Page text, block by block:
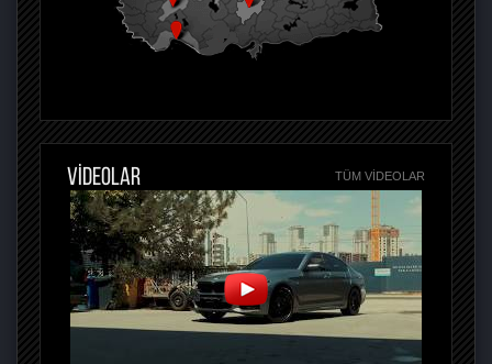
VİDEOLAR TÜM VIDEOLAR